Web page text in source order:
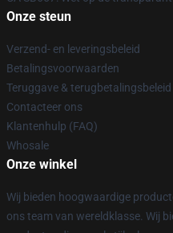
Onze steun
Verzend- en leveringsbeleid
Betalingsvoorwaarden
Teruggave & terugbetalingsbeleid
Contacteer ons
Klantenhulp (FAQ)
Whosale
Onze winkel
Wij bieden hoogwaardige
ons team van wereldklasse. Wij